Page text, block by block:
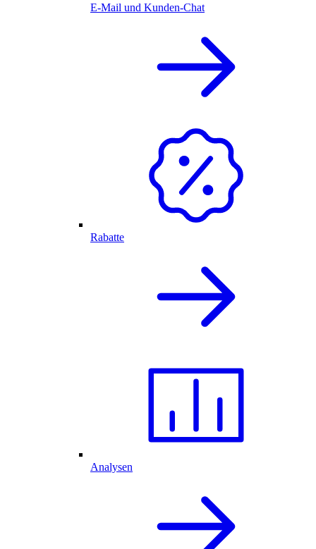
E-Mail und Kunden-Chat
Rabatte
Analysen